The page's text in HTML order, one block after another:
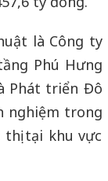
là Công ty
Phú Hưng
Phát triển Đô
nghiệm trong
tại khu vực